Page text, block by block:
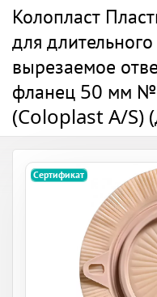
Колопласт
для
вырезаемое
фланец 50 мм
(Coloplast A/S)
Сертификат